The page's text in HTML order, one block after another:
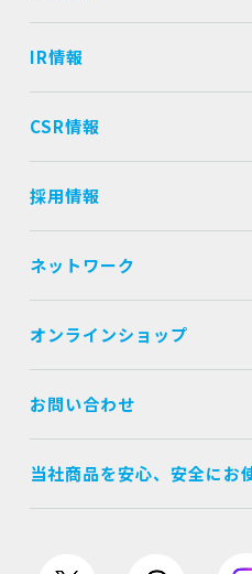
IR情報
CSR情報
採用情報
ネットワーク
オンラインショップ
お問い合わせ
当社商品を安心、安全にお